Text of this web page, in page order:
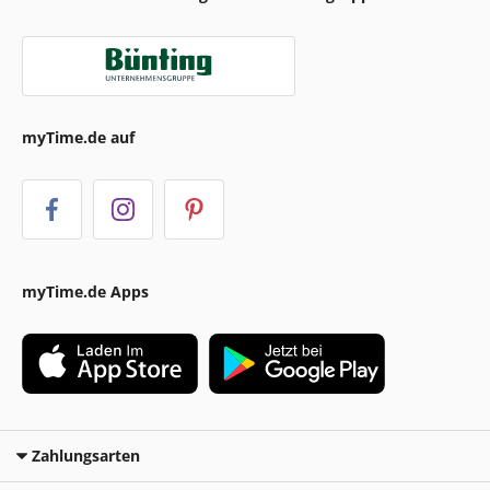
myTime.de auf
myTime.de Apps
Zahlungsarten